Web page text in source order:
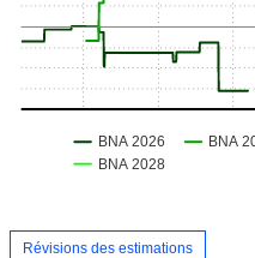
Révisions des estimations